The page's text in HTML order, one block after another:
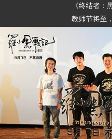
《终结者：
教师节将至